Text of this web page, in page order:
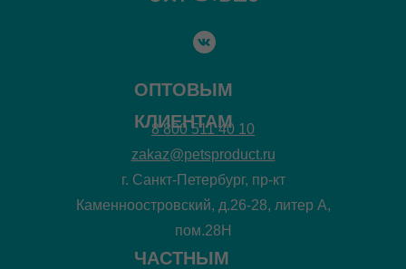
ЧАСТНЫМ
8 800 511 40 10
zakaz@petsproduct.ru
г. Санкт-Петербург, пр-кт
Каменноостровский, д.26-28, литер А,
пом.28Н
ОПТОВЫМ
КЛИЕНТАМ